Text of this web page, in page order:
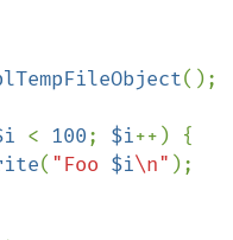
();
< 100; $i++) {
( "Foo $i\n" );